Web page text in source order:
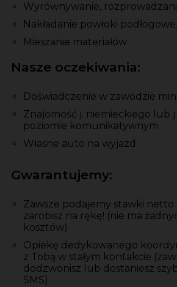
Wyrównywanie,
Nakładanie powłoki
Mieszanie materiałów
Nasze oczekiwania:
Doświadczenie w zawodzie
Znajomość j. niemieckiego lub
poziomie komunikatywnym
Własne auto na wyjazd
Gwarantujemy:
Zawsze podajemy stawki netto
zarobisz na rękę! (nie ma
kosztów)
Opiekę dedykowanego
z Tobą w stałym kontakcie
dodzwonisz lub dostaniesz
SMS)